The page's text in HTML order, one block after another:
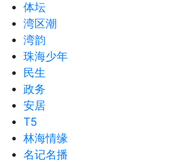
体坛
湾区潮
湾韵
珠海少年
民生
政务
安居
T5
林海情缘
名记名播